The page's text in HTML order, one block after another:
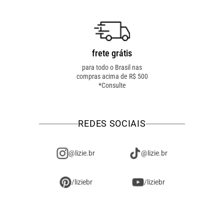
frete grátis
para todo o Brasil nas
compras acima de R$ 500
*Consulte
REDES SOCIAIS
@lizie.br @lizie.br
/liziebr /liziebr